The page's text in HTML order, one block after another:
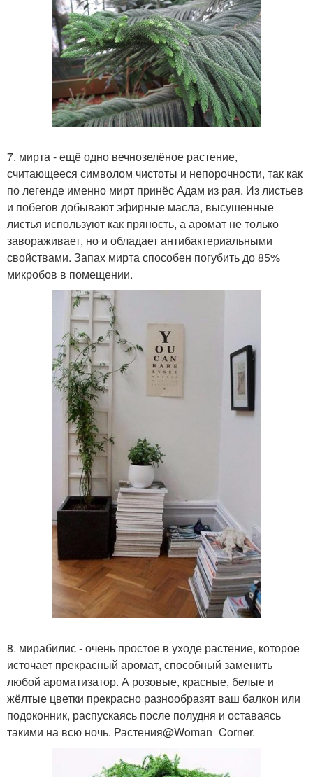
7. мирта - ещё одно вечнозелёное растение,
считающееся символом чистоты и непорочности, так как
по легенде именно мирт принёс Адам из рая. Из листьев
и побегов добывают эфирные масла, высушенные
листья используют как пряность, а аромат не только
завораживает, но и обладает антибактериальными
свойствами. Запах мирта способен погубить до 85%
микробов в помещении.
8. мирабилис - очень простое в уходе растение, которое
источает прекрасный аромат, способный заменить
любой ароматизатор. А розовые, красные, белые и
жёлтые цветки прекрасно разнообразят ваш балкон или
подоконник, распускаясь после полудня и оставаясь
такими на всю ночь. Растения@Woman_Corner.